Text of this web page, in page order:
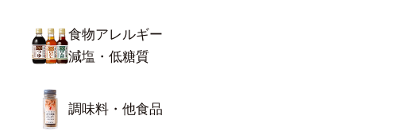
食物アレルギー
減塩・低糖質
調味料・他食品